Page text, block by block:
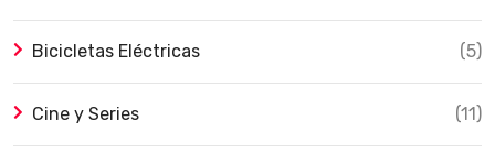
Bicicletas Eléctricas (5)
Cine y Series (11)